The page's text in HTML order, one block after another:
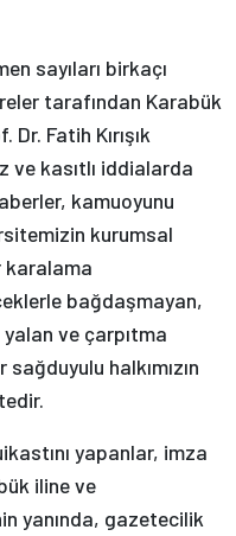
sayıları birkaçı
tarafından Karabük
Fatih Kırışık
ve kasıtlı iddialarda
kamuoyunu
kurumsal
karalama
bağdaşmayan,
ve çarpıtma
halkımızın
yapanlar, imza
iline ve
yanında, gazetecilik